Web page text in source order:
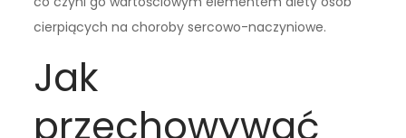
cierpiących na choroby sercowo-naczyniowe.
Jak
przechowywać